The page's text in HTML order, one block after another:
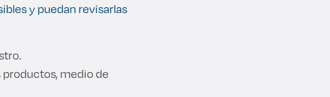
y puedan revisarlas
productos, medio de